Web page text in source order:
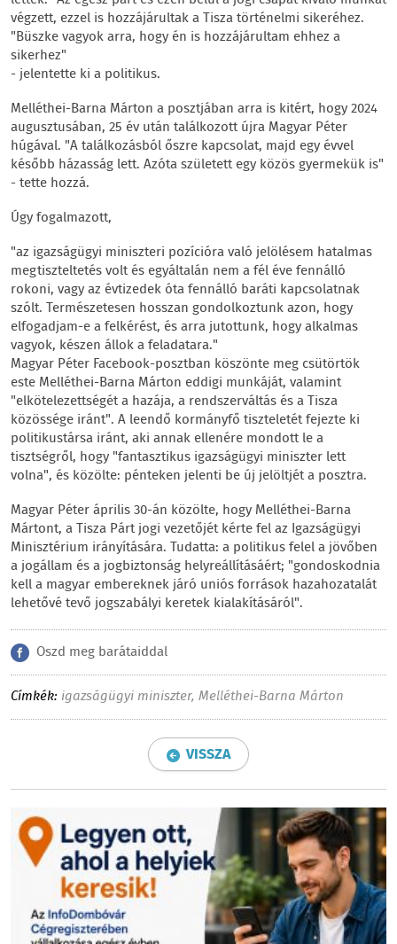
végzett, ezzel is hozzájárultak a Tisza történelmi sikeréhez.
"Büszke vagyok arra, hogy én is hozzájárultam ehhez a
sikerhez"
- jelentette ki a politikus.
Melléthei-Barna Márton a posztjában arra is kitért, hogy 2024
augusztusában, 25 év után találkozott újra Magyar Péter
húgával. "A találkozásból őszre kapcsolat, majd egy évvel
később házasság lett. Azóta született egy közös gyermekük is"
- tette hozzá.
Úgy fogalmazott,
"az igazságügyi miniszteri pozícióra való jelölésem hatalmas
megtiszteltetés volt és egyáltalán nem a fél éve fennálló
rokoni, vagy az évtizedek óta fennálló baráti kapcsolatnak
szólt. Természetesen hosszan gondolkoztunk azon, hogy
elfogadjam-e a felkérést, és arra jutottunk, hogy alkalmas
vagyok, készen állok a feladatara."
Magyar Péter Facebook-posztban köszönte meg csütörtök
este Melléthei-Barna Márton eddigi munkáját, valamint
"elkötelezettségét a hazája, a rendszerváltás és a Tisza
közössége iránt". A leendő kormányfő tiszteletét fejezte ki
politikustársa iránt, aki annak ellenére mondott le a
tisztségről, hogy "fantasztikus igazságügyi miniszter lett
volna", és közölte: pénteken jelenti be új jelöltjét a posztra.
Magyar Péter április 30-án közölte, hogy Melléthei-Barna
Mártont, a Tisza Párt jogi vezetőjét kérte fel az Igazságügyi
Minisztérium irányítására. Tudatta: a politikus felel a jövőben
a jogállam és a jogbiztonság helyreállításáért; "gondoskodnia
kell a magyar embereknek járó uniós források hazahozatalát
lehetővé tevő jogszabályi keretek kialakításáról".
Oszd meg barátaiddal
Címkék: igazságügyi miniszter, Melléthei-Barna Márton
VISSZA